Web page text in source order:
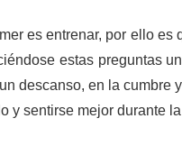
es entrenar, por ello es
estas preguntas
descanso, en la cumbre
y sentirse mejor durante